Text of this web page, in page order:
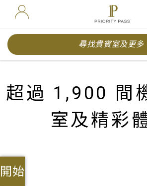
尋找貴賓室及更多
超過 1,900 間
室及精彩
開始